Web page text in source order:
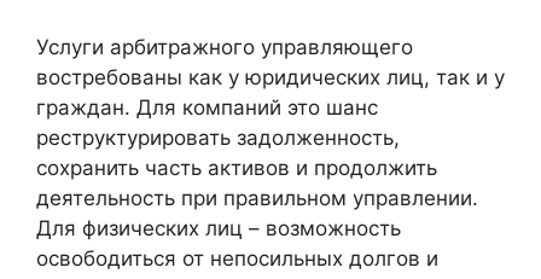
Услуги арбитражного управляющего
востребованы как у юридических лиц, так и у
граждан. Для компаний это шанс
реструктурировать задолженность,
сохранить часть активов и продолжить
деятельность при правильном управлении.
Для физических лиц – возможность
освободиться от непосильных долгов и